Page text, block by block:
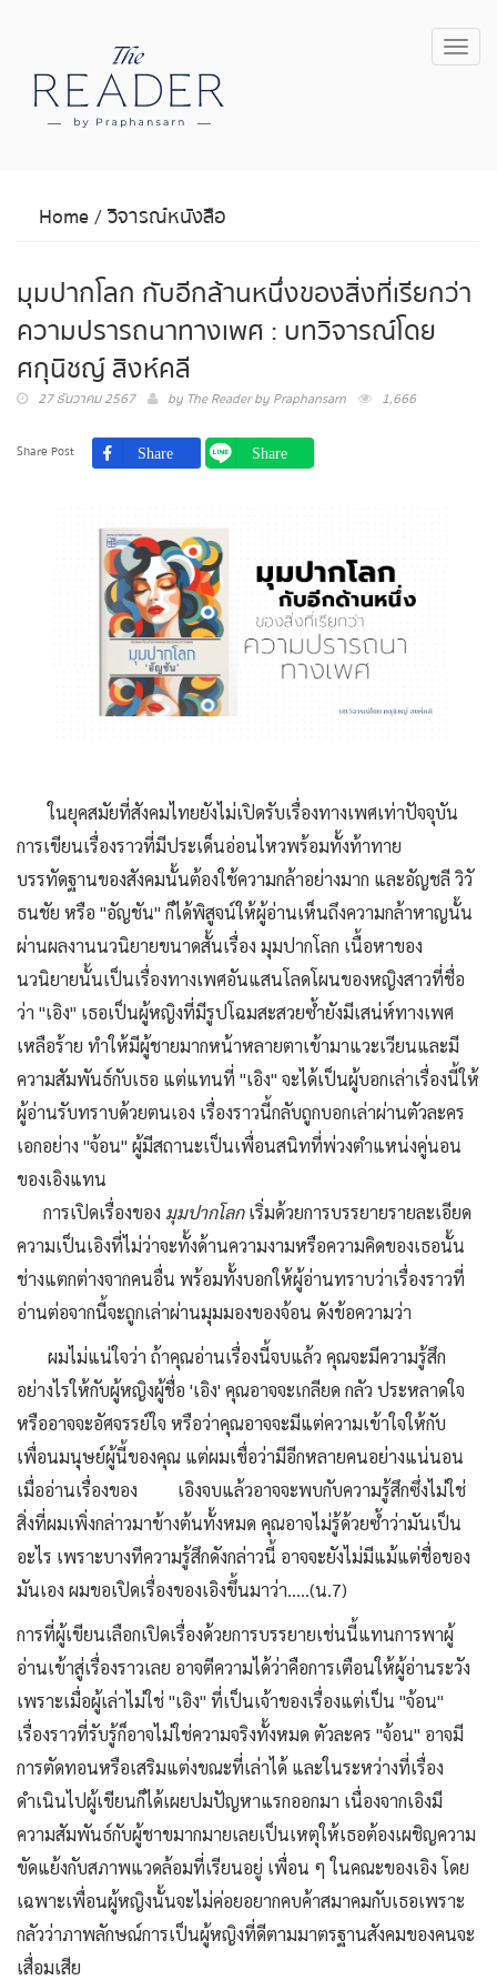
Home/วิจารณ์หนังสือ
มุมปากโลก กับอีกล้านหนึ่งของสิ่งที่เรียกว่า
ความปรารถนาทางเพศ : บทวิจารณ์โดย
ศกุนิชญ์ สิงห์คลี
27 ธันวาคม 2567 by The Reader by Praphansarn 1,666
Share Post
ในยุคสมัยที่สังคมไทยยังไม่เปิดรับเรื่องทางเพศเท่าปัจจุบัน
การเขียนเรื่องราวที่มีประเด็นอ่อนไหวพร้อมทั้งท้าทาย
บรรทัดฐานของสังคมนั้นต้องใช้ความกล้าอย่างมาก และอัญชลี วิวั
ธนชัย หรือ "อัญชัน" ก็ได้พิสูจน์ให้ผู้อ่านเห็นถึงความกล้าหาญนั้น
ผ่านผลงานนวนิยายขนาดสั้นเรื่อง มุมปากโลก เนื้อหาของ
นวนิยายนั้นเป็นเรื่องทางเพศอันแสนโลดโผนของหญิงสาวที่ชื่อ
ว่า "เอิง" เธอเป็นผู้หญิงที่มีรูปโฉมสะสวยซ้ำยังมีเสน่ห์ทางเพศ
เหลือร้าย ทำให้มีผู้ชายมากหน้าหลายตาเข้ามาแวะเวียนและมี
ความสัมพันธ์กับเธอ แต่แทนที่ "เอิง" จะได้เป็นผู้บอกเล่าเรื่องนี้ให้
ผู้อ่านรับทราบด้วยตนเอง เรื่องราวนี้กลับถูกบอกเล่าผ่านตัวละคร
เอกอย่าง "จ้อน" ผู้มีสถานะเป็นเพื่อนสนิทที่พ่วงตำแหน่งคู่นอน
ของเอิงแทน
การเปิดเรื่องของ มุมปากโลกเริ่มด้วยการบรรยายรายละเอียด
ความเป็นเอิงที่ไม่ว่าจะทั้งด้านความงามหรือความคิดของเธอนั้น
ช่างแตกต่างจากคนอื่น พร้อมทั้งบอกให้ผู้อ่านทราบว่าเรื่องราวที่
อ่านต่อจากนี้จะถูกเล่าผ่านมุมมองของจ้อน ดังข้อความว่า
ผมไม่แน่ใจว่า ถ้าคุณอ่านเรื่องนี้จบแล้ว คุณจะมีความรู้สึก
อย่างไรให้กับผู้หญิงผู้ชื่อ 'เอิง' คุณอาจจะเกลียด กลัว ประหลาดใจ
หรืออาจจะอัศจรรย์ใจ หรือว่าคุณอาจจะมีแต่ความเข้าใจให้กับ
เพื่อนมนุษย์ผู้นี้ของคุณ แต่ผมเชื่อว่ามีอีกหลายคนอย่างแน่นอน
เมื่ออ่านเรื่องของ เอิงจบแล้วอาจจะพบกับความรู้สึกซึ่งไม่ใช่
สิ่งที่ผมเพิ่งกล่าวมาข้างต้นทั้งหมด คุณอาจไม่รู้ด้วยซ้ำว่ามันเป็น
อะไร เพราะบางทีความรู้สึกดังกล่าวนี้ อาจจะยังไม่มีแม้แต่ชื่อของ
มันเอง ผมขอเปิดเรื่องของเอิงขึ้นมาว่า.....(น.7)
การที่ผู้เขียนเลือกเปิดเรื่องด้วยการบรรยายเช่นนี้แทนการพาผู้
อ่านเข้าสู่เรื่องราวเลย อาจตีความได้ว่าคือการเตือนให้ผู้อ่านระวัง
เพราะเมื่อผู้เล่าไม่ใช่ "เอิง" ที่เป็นเจ้าของเรื่องแต่เป็น "จ้อน"
เรื่องราวที่รับรู้ก็อาจไม่ใช่ความจริงทั้งหมด ตัวละคร "จ้อน" อาจมี
การตัดทอนหรือเสริมแต่งขณะที่เล่าได้ และในระหว่างที่เรื่อง
ดำเนินไปผู้เขียนก็ได้เผยปมปัญหาแรกออกมา เนื่องจากเอิงมี
ความสัมพันธ์กับผู้ชาขมากมายเลยเป็นเหตุให้เธอต้องเผชิญความ
ขัดแย้งกับสภาพแวดล้อมที่เรียนอยู่ เพื่อน ๆ ในคณะของเอิง โดย
เฉพาะเพื่อนผู้หญิงนั้นจะไม่ค่อยอยากคบค้าสมาคมกับเธอเพราะ
กลัวว่าภาพลักษณ์การเป็นผู้หญิงที่ดีตามมาตรฐานสังคมของคนจะ
เสื่อมเสีย